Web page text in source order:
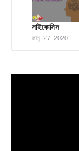
সাইকোসিস
জানু. 27, 2020